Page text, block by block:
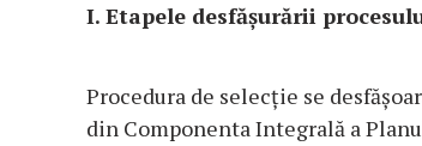
I. Etapele desfășurării
Procedura de selecție se
din Componenta Integrală a